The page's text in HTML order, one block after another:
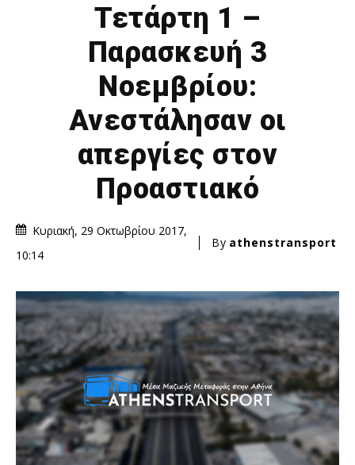
Τετάρτη 1 –
Παρασκευή 3
Νοεμβρίου:
Ανεστάλησαν οι
απεργίες στον
Προαστιακό
Κυριακή, 29 Οκτωβρίου 2017,
10:14
By athenstransport